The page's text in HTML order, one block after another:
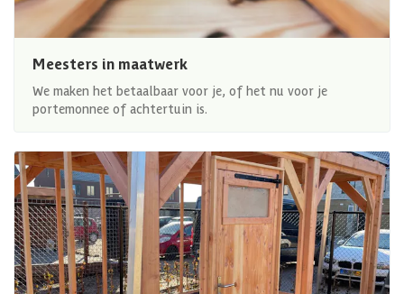
Meesters in maatwerk
We maken het betaalbaar voor je, of het nu voor je
portemonnee of achtertuin is.